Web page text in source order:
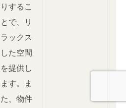
りするこ
とで、リ
ラックス
した空間
を提供し
ます。ま
た、物件